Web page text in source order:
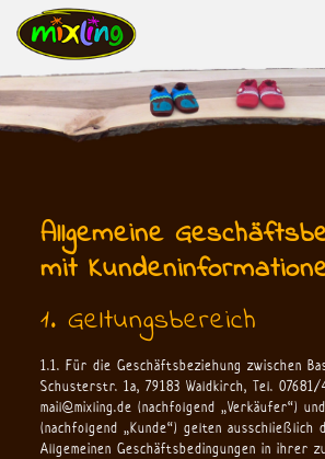
Allgemeine
mit
1. Geltungsbereich
1.1. Für die Geschäftsbeziehung zwischen
Schusterstr. 1a, 79183 Waldkirch, Tel. 07681/
mail@mixling.de (nachfolgend „Verkäufer“)
(nachfolgend „Kunde“) gelten ausschließlich
Allgemeinen Geschäftsbedingungen in ihrer